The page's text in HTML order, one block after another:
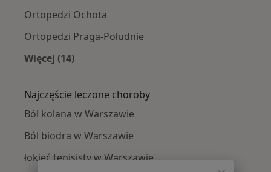
Ortopedzi Ochota
Ortopedzi Praga-Południe
Więcej (14)
Najczęście leczone choroby
Ból kolana w Warszawie
Ból biodra w Warszawie
łokieć tenisisty w Warszawie